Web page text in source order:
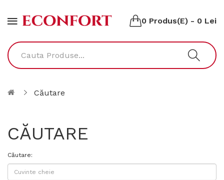
0 Produs(e) - 0 Lei
Căutare
CĂUTARE
Căutare: